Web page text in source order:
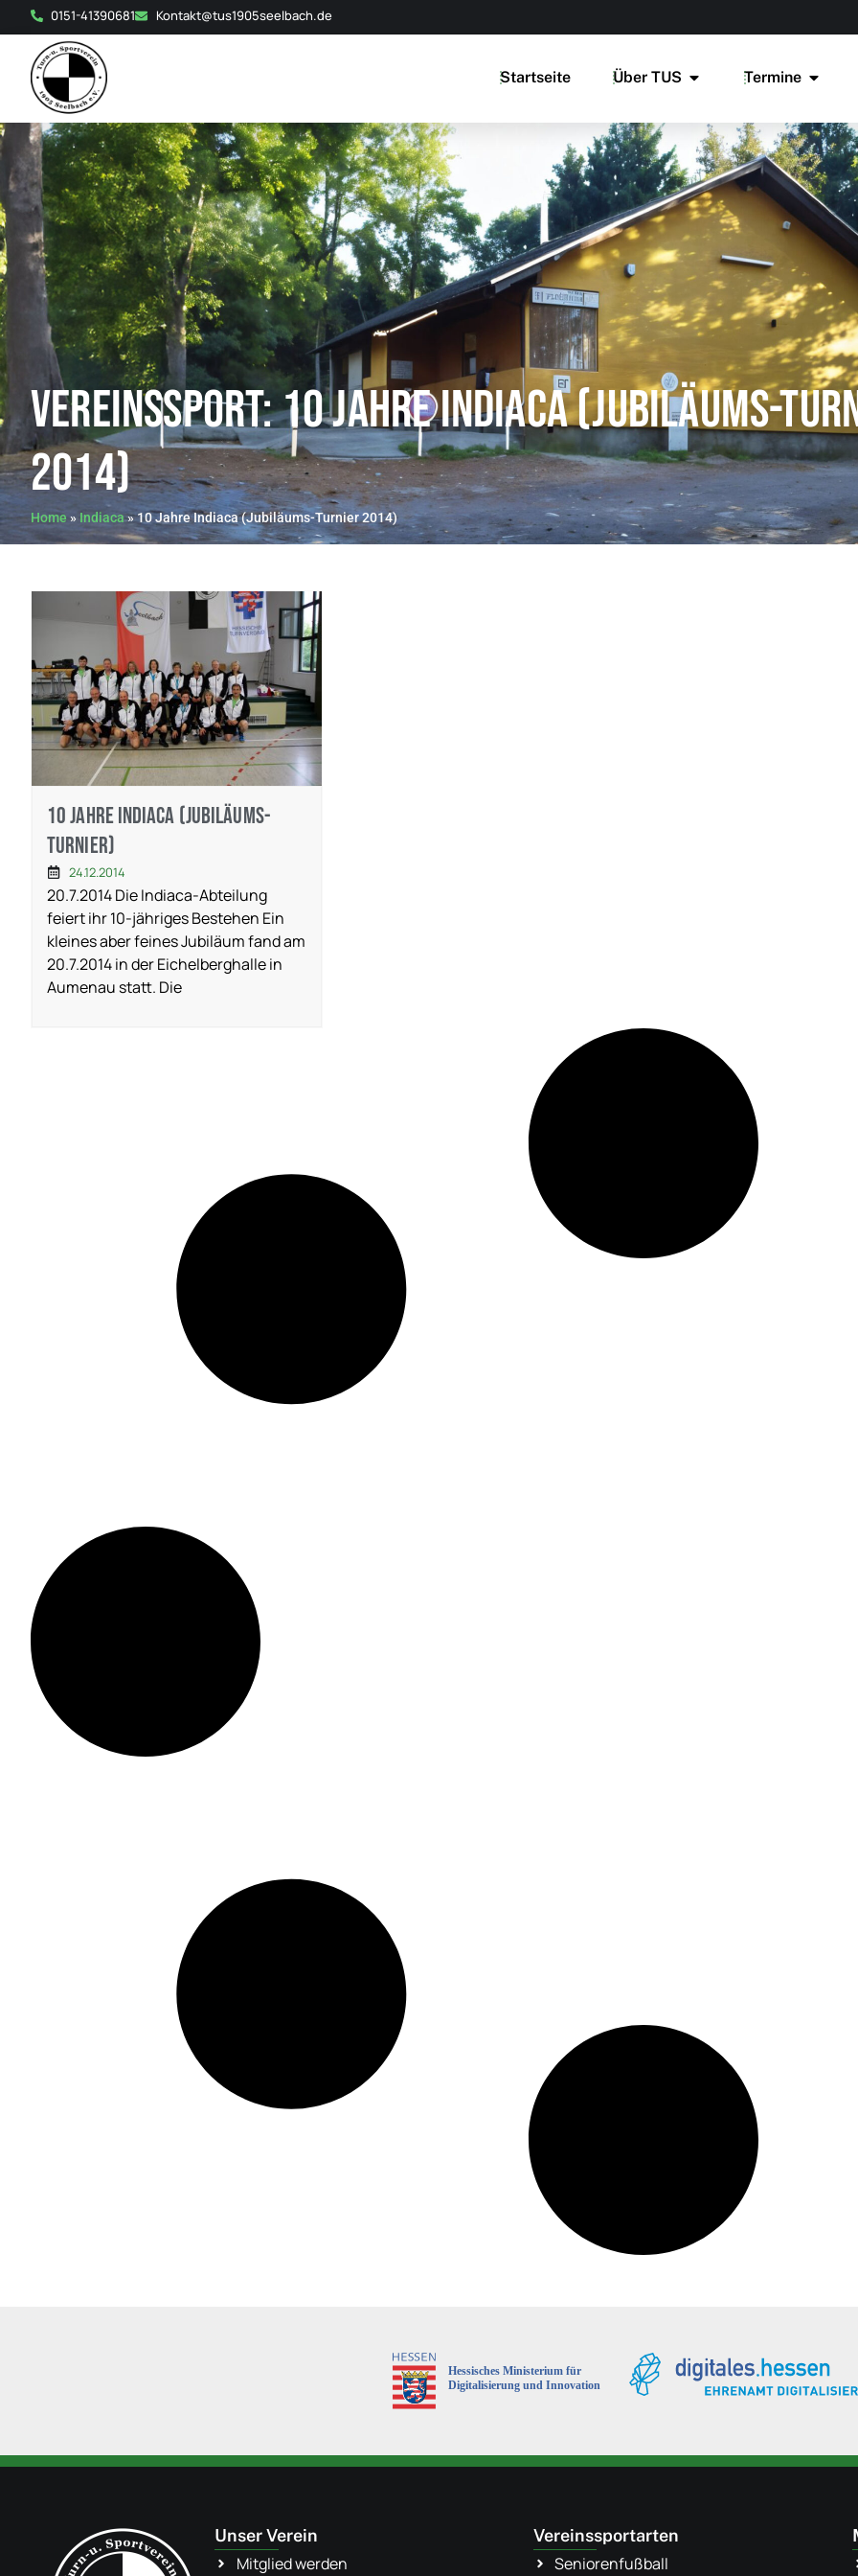
0151-41390681 Kontakt@tus1905seelbach.de
Startseite Über TUS Termine
Vereinssport: 10 Jahre Indiaca (Jubiläums-
2014)
Home » Indiaca»10 Jahre Indiaca (Jubiläums-Turnier 2014)
10 Jahre Indiaca (Jubiläums-
Turnier)
24.12.2014
20.7.2014 Die Indiaca-Abteilung
feiert ihr 10-jähriges Bestehen Ein
kleines aber feines Jubiläum fand am
20.7.2014 in der Eichelberghalle in
Aumenau statt. Die
Unser Verein
Mitglied werden
Vereinssportarten
Seniorenfußball